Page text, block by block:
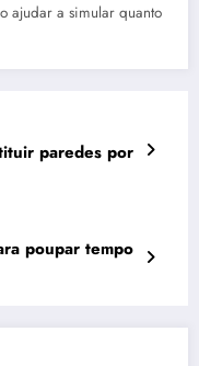
ajudar a simular quanto
paredes por
poupar tempo